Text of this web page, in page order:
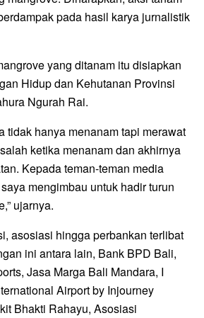
pada hasil karya jurnalistik
yang ditanam itu disiapkan
Hidup dan Kehutanan Provinsi
Ngurah Rai.
tidak hanya menanam tapi merawat
ketika menanam dan akhirnya
Kepada teman-teman media
mengimbau untuk hadir turun
ujarnya.
asosiasi hingga perbankan terlibat
ini antara lain, Bank BPD Bali,
Jasa Marga Bali Mandara, I
Airport by Injourney
Bhakti Rahayu, Asosiasi